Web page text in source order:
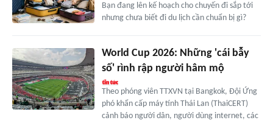
Bạn đang lên kế hoạch cho chuyến đi sắp tới
nhưng chưa biết đi du lịch cần chuẩn bị gì?
World Cup 2026: Những 'cái bẫy
số' rình rập người hâm mộ
Theo phóng viên TTXVN tại Bangkok, Đội Ứng
phó khẩn cấp máy tính Thái Lan (ThaiCERT)
cảnh báo người dân, người dùng internet, các